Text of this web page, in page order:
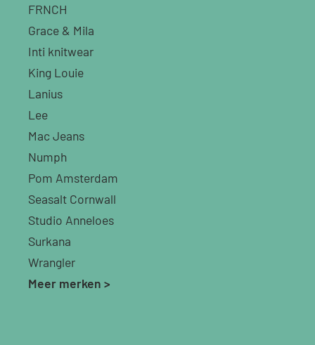
FRNCH
Grace & Mila
Inti knitwear
King Louie
Lanius
Lee
Mac Jeans
Numph
Pom Amsterdam
Seasalt Cornwall
Studio Anneloes
Surkana
Wrangler
Meer merken >